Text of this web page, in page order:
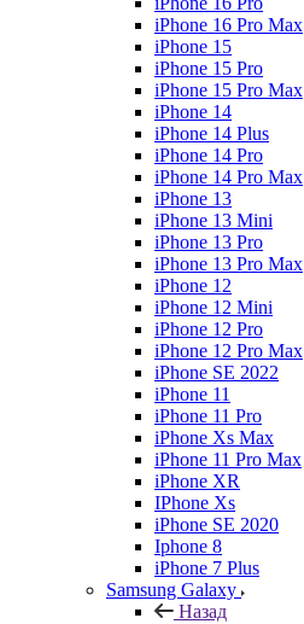
iPhone 16 Pro Max
iPhone 15
iPhone 15 Pro
iPhone 15 Pro Max
iPhone 14
iPhone 14 Plus
iPhone 14 Pro
iPhone 14 Pro Max
iPhone 13
iPhone 13 Mini
iPhone 13 Pro
iPhone 13 Pro Max
iPhone 12
iPhone 12 Mini
iPhone 12 Pro
iPhone 12 Pro Max
iPhone SE 2022
iPhone 11
iPhone 11 Pro
iPhone Xs Max
iPhone 11 Pro Max
iPhone XR
IPhone Xs
iPhone SE 2020
Iphone 8
iPhone 7 Plus
Samsung Galaxy
Назад